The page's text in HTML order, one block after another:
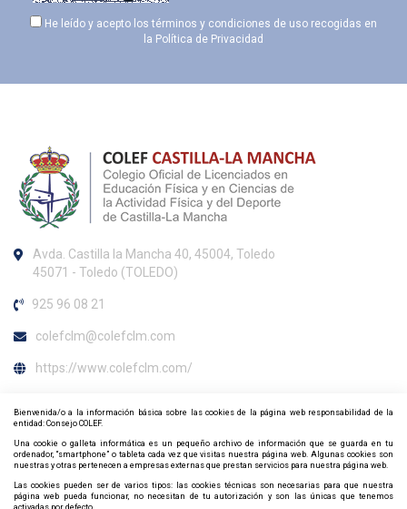
He leído y acepto los términos y condiciones de uso recogidas en
la Política de Privacidad
Avda. Castilla la Mancha 40, 45004, Toledo
45071 - Toledo (TOLEDO)
925 96 08 21
colefclm@colefclm.com
https://www.colefclm.com/
Septiembre a Junio: de lunes a viernes de 10:00 h. a 14:00 h. y de
16:00 h. a 18:00 h. Julio y Agosto: de lunes a viernes de 9:00 h. a
15:00 h.
Contacta y síguenos por redes sociales
Bienvenida/o a la información básica sobre las cookies de la página web responsabilidad de la
entidad: Consejo COLEF.
Una cookie o galleta informática es un pequeño archivo de información que se guarda en tu
ordenador, “smartphone” o tableta cada vez que visitas nuestra página web. Algunas cookies son
nuestras y otras pertenecen a empresas externas que prestan servicios para nuestra página web.
Las cookies pueden ser de varios tipos: las cookies técnicas son necesarias para que nuestra
página web pueda funcionar, no necesitan de tu autorización y son las únicas que tenemos
activadas por defecto.